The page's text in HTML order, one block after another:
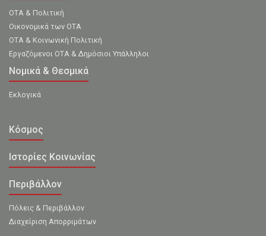
ΟΤΑ & Πολιτική
Οικονομικά των ΟΤΑ
ΟΤΑ & Κοινωνική Πολιτική
Εργαζόμενοι ΟΤΑ & Δημόσιοι Υπάλληλοι
Νομικά & Θεσμικά
Εκλογικά
Κόσμος
Ιστορίες Κοινωνίας
Περιβάλλον
Πόλεις & Περιβάλλον
Διαχείριση Απορριμάτων